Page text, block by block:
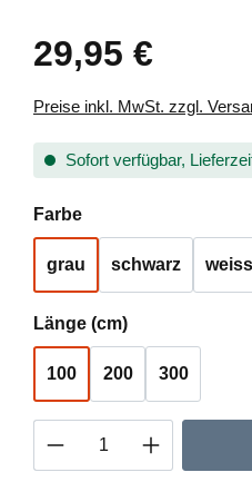
Regulärer Preis:
29,95 €
Preise inkl. MwSt. zzgl.
Sofort verfügbar,
Farbeauswählen
grau schwarz weiss
Länge (cm)auswählen
100 200 300
Produkt Anzahl: